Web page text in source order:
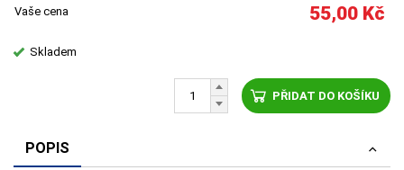
Vaše cena 55,00 Kč
Skladem
PŘIDAT DO KOŠÍKU
POPIS